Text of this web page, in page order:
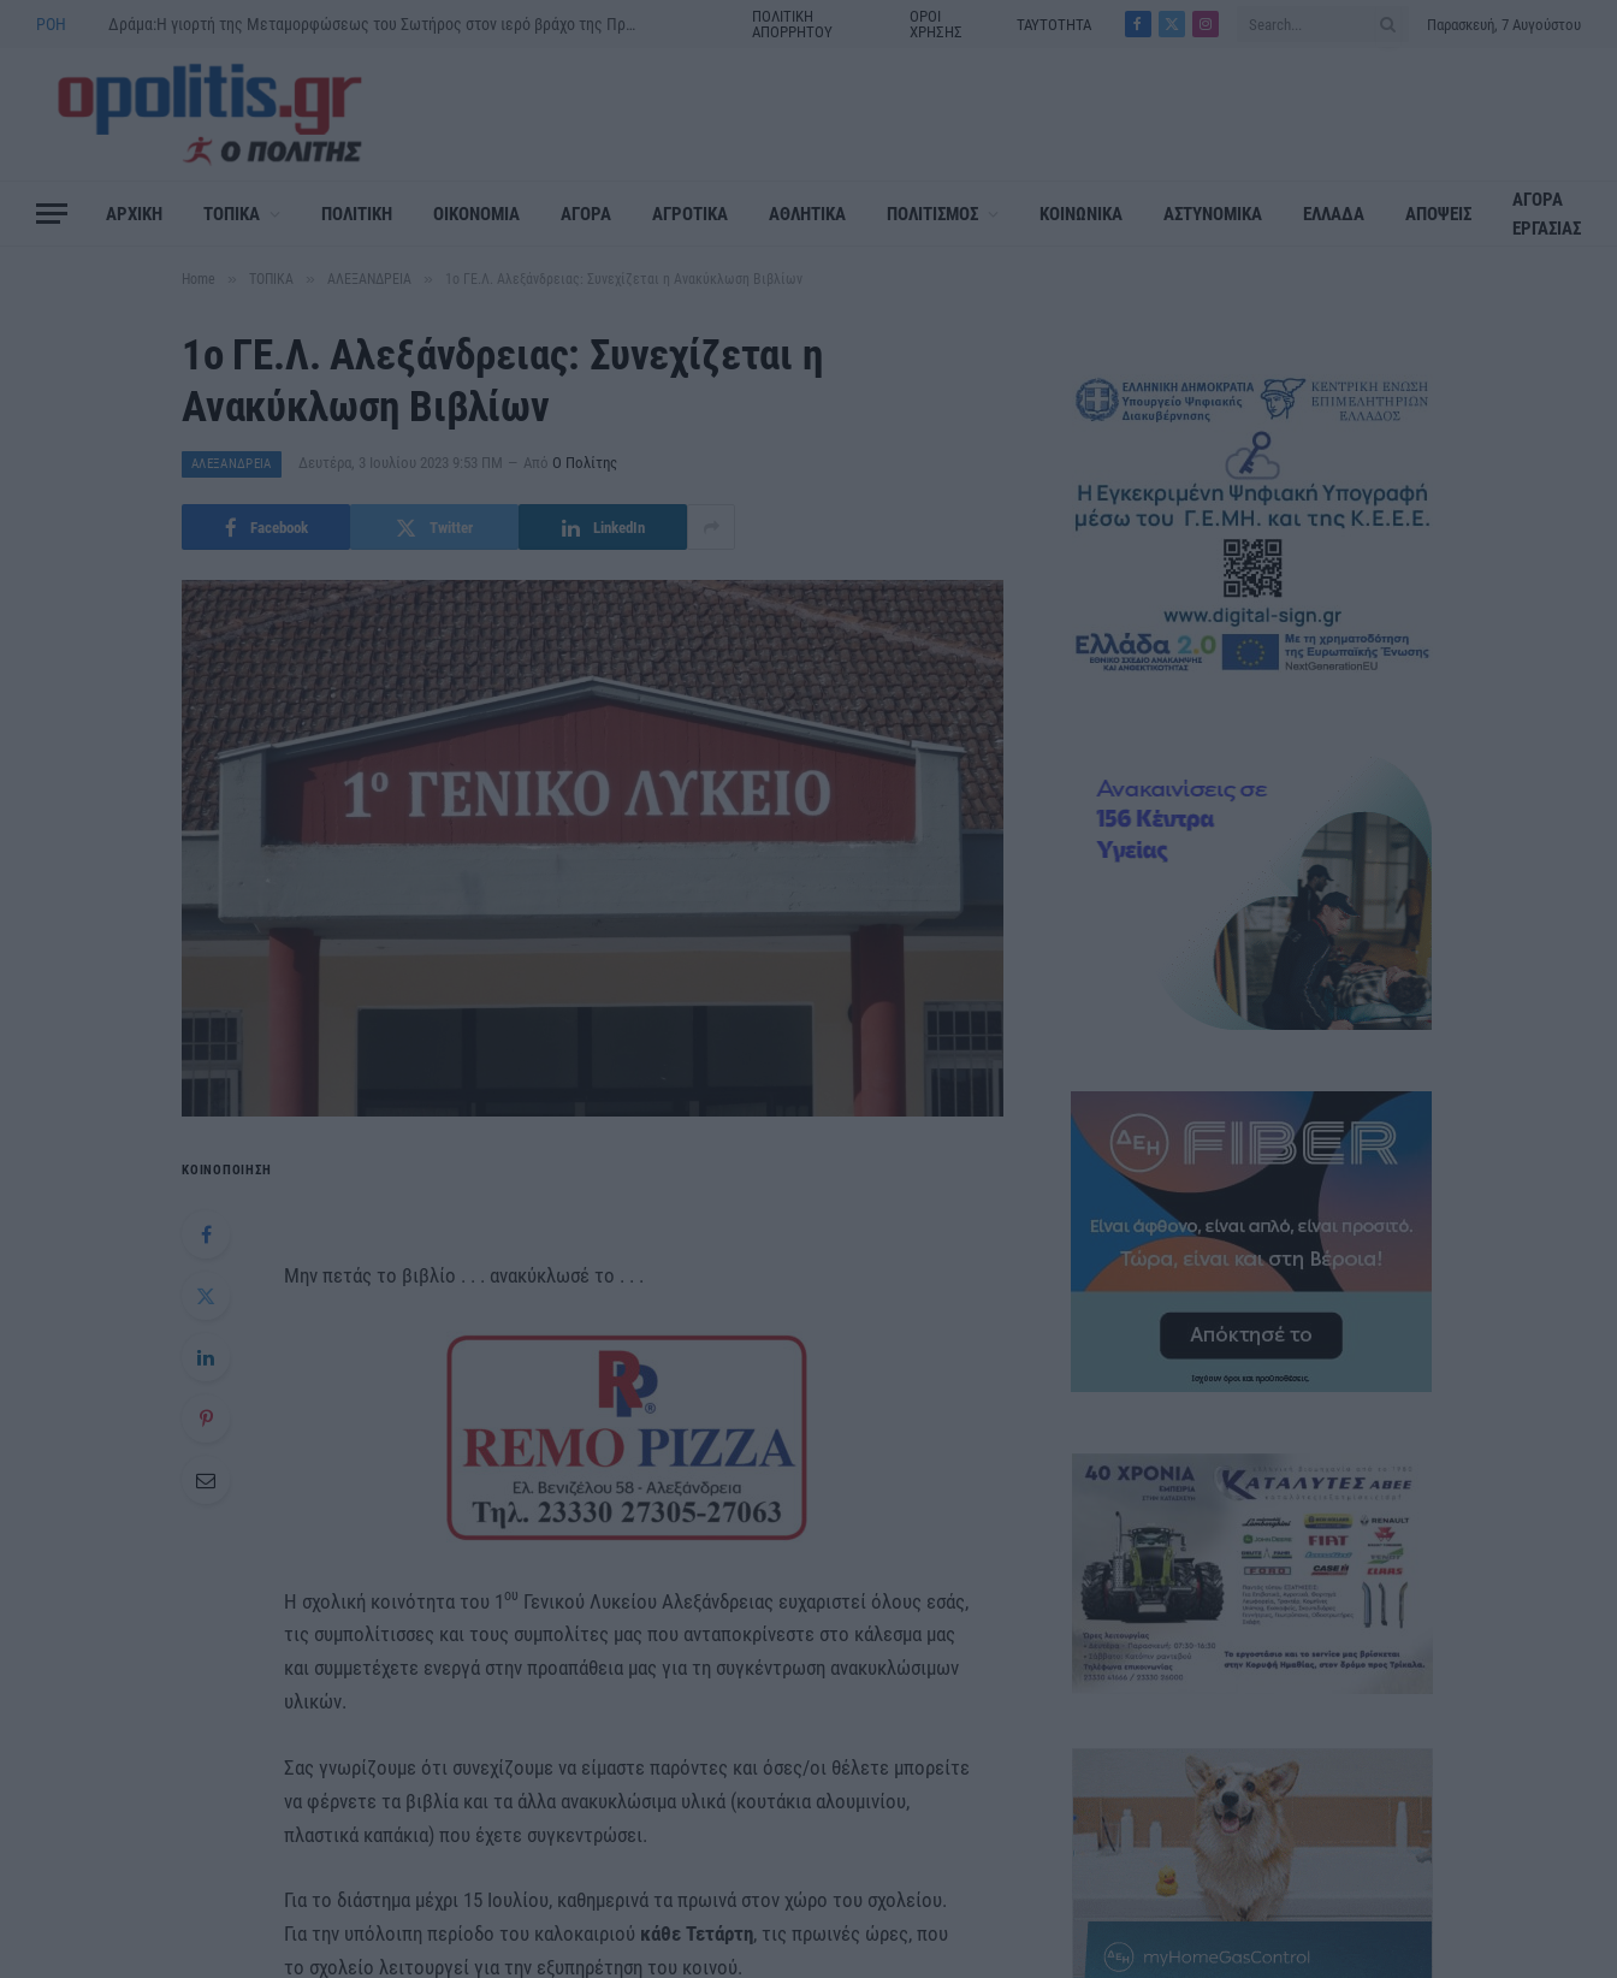
ΡΟΗ
ΠΟΛΙΤΙΚΗ
ΑΠΟΡΡΗΤΟΥ
ΟΡΟΙ
ΧΡΗΣΗΣ
ΤΑΥΤΟΤΗΤΑ
Facebook
X
Instagram
Παρασκευή, 7 Αυγούστου
ΑΡΧΙΚΗ ΤΟΠΙΚΑ ΠΟΛΙΤΙΚΗ ΟΙΚΟΝΟΜΙΑ ΑΓΟΡΑ ΑΓΡΟΤΙΚΑ ΑΘΛΗΤΙΚΑ ΠΟΛΙΤΙΣΜΟΣ ΚΟΙΝΩΝΙΚΑ ΑΣΤΥΝΟΜΙΚΑ ΕΛΛΑΔΑ ΑΠΟΨΕΙΣ
ΑΓΟΡΑ
ΕΡΓΑΣΙΑΣ
Home ΤΟΠΙΚΑ ΑΛΕΞΑΝΔΡΕΙΑ 1ο ΓΕ.Λ. Αλεξάνδρειας: Συνεχίζεται η Ανακύκλωση Βιβλίων
1ο ΓΕ.Λ. Αλεξάνδρειας: Συνεχίζεται η
Ανακύκλωση Βιβλίων
ΑΛΕΞΑΝΔΡΕΙΑ Δευτέρα, 3 Ιουλίου 2023 9:53 ΠΜ Από Ο Πολίτης
Facebook Twitter LinkedIn
ΚΟΙΝΟΠΟΙΗΣΗ
Μην πετάς το βιβλίο . . . ανακύκλωσέ το . . .
Η σχολική κοινότητα του 1 ου Γενικού Λυκείου Αλεξάνδρειας ευχαριστεί όλους εσάς,
τις συμπολίτισσες και τους συμπολίτες μας που ανταποκρίνεστε στο κάλεσμα μας
και συμμετέχετε ενεργά στην προαπάθεια μας για τη συγκέντρωση ανακυκλώσιμων
υλικών.
Σας γνωρίζουμε ότι συνεχίζουμε να είμαστε παρόντες και όσες/οι θέλετε μπορείτε
να φέρνετε τα βιβλία και τα άλλα ανακυκλώσιμα υλικά (κουτάκια αλουμινίου,
πλαστικά καπάκια) που έχετε συγκεντρώσει.
Για το διάστημα μέχρι 15 Ιουλίου, καθημερινά τα πρωινά στον χώρο του σχολείου.
Για την υπόλοιπη περίοδο του καλοκαιριού κάθε Τετάρτη, τις πρωινές ώρες, που
το σχολείο λειτουργεί για την εξυπηρέτηση του κοινού.